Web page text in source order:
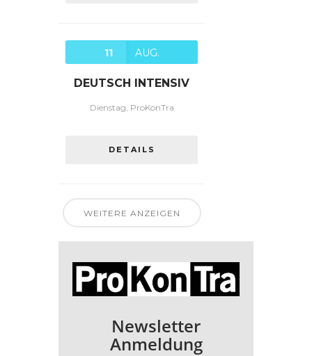
11 AUG.
DEUTSCH INTENSIV
Dienstag, ProKonTra
DETAILS
WEITERE ANZEIGEN
Newsletter
Anmeldung